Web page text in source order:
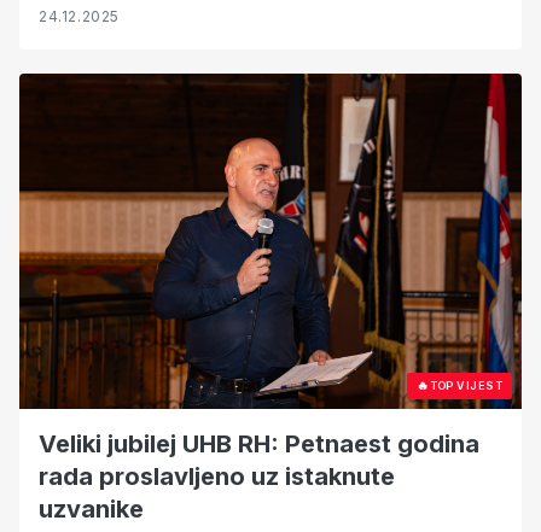
24.12.2025
🔥TOP VIJEST
Veliki jubilej UHB RH: Petnaest godina
rada proslavljeno uz istaknute
uzvanike